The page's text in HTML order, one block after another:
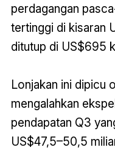
perdagangan
tertinggi di kisaran
ditutup di US$695
Lonjakan ini dipicu
mengalahkan
pendapatan Q3
US$47,5–50,5